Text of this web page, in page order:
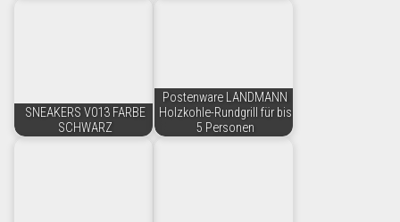
SNEAKERS V013 FARBE
SCHWARZ
Postenware LANDMANN
Holzkohle-Rundgrill für bis
5 Personen